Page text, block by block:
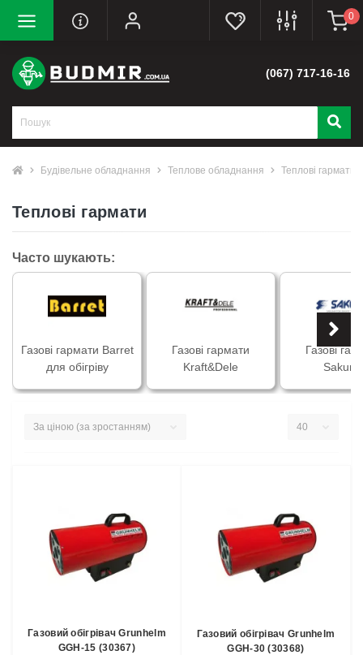
0
(067) 717-16-16
Будівельне обладнання Теплове обладнання Теплові гармати
Теплові гармати
Часто шукають:
Газові гармати Barret
для обігріву
Газові гармати
Kraft&Dele
Газові
Газовий обігрівач Grunhelm
GGH-15 (30367)
Газовий обігрівач Grunhelm
GGH-30 (30368)